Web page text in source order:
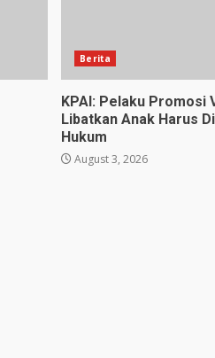
Berita
KPAI: Pelaku Promosi
Libatkan Anak Harus
Hukum
August 3, 2026